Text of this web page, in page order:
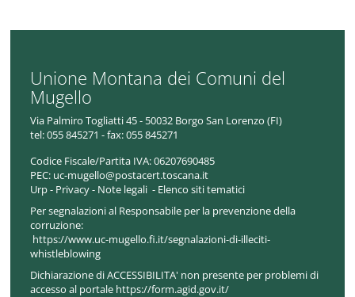
Unione Montana dei Comuni del
Mugello
Via Palmiro Togliatti 45 - 50032 Borgo San Lorenzo (FI)
tel:055 845271 - fax: 055 845271
Codice Fiscale/Partita IVA:06207690485
PEC: uc-mugello@postacert.toscana.it
Urp- Privacy- Note legali - Elenco siti tematici
Per segnalazioni al Responsabile per la prevenzione della
corruzione:
https://www.uc-mugello.fi.it/segnalazioni-di-illeciti-
whistleblowing
Dichiarazione di ACCESSIBILITA' non presente per problemi di
accesso al portale https://form.agid.gov.it/